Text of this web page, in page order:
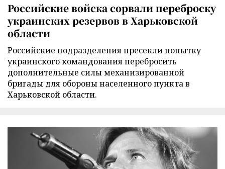
Российские войска сорвали переброску
украинских резервов в Харьковской
области
Российские подразделения пресекли попытку
украинского командования перебросить
дополнительные силы механизированной
бригады для обороны населенного пункта в
Харьковской области.